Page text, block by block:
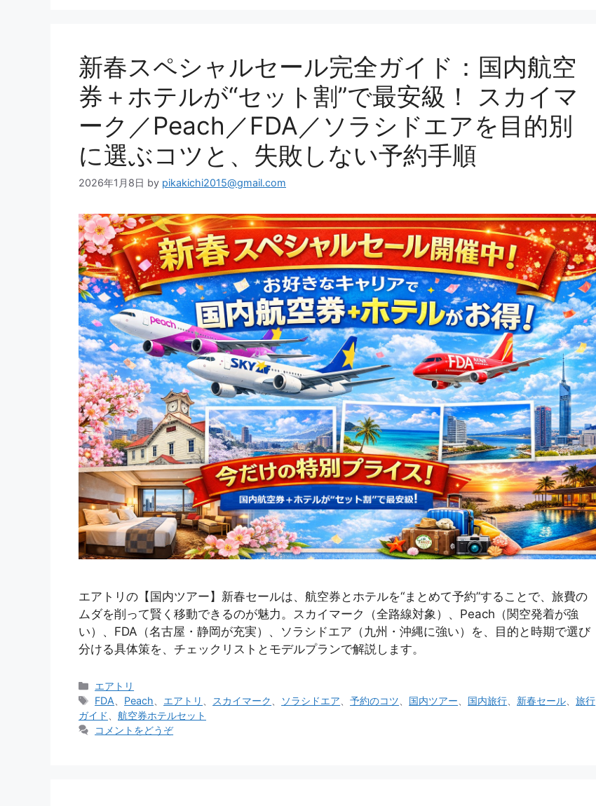
新春スペシャルセール完全ガイド：国内航空
券＋ホテルが“セット割”で最安級！ スカイマ
ーク／Peach／FDA／ソラシドエアを目的別
に選ぶコツと、失敗しない予約手順
2026年1月8日 by pikakichi2015@gmail.com
エアトリの【国内ツアー】新春セールは、航空券とホテルを“まとめて予約”することで、旅費の
ムダを削って賢く移動できるのが魅力。スカイマーク（全路線対象）、Peach（関空発着が強
い）、FDA（名古屋・静岡が充実）、ソラシドエア（九州・沖縄に強い）を、目的と時期で選び
分ける具体策を、チェックリストとモデルプランで解説します。
カ
テ
ゴ
リ
エアトリ
タ
グ
FDA Peach エアトリ スカイマーク ソラシドエア 、予約のコツ 国内ツアー 国内旅行 新春セール 、旅行
ガイド
航空券ホテルセット
コメントをどうぞ